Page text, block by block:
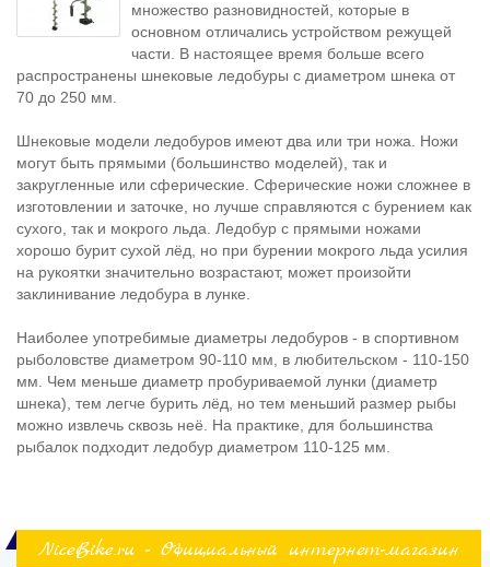
множество разновидностей, которые в
основном отличались устройством режущей
части. В настоящее время больше всего
распространены шнековые ледобуры с диаметром шнека от
70 до 250 мм.
Шнековые модели ледобуров имеют два или три ножа. Ножи
могут быть прямыми (большинство моделей), так и
закругленные или сферические. Сферические ножи сложнее в
изготовлении и заточке, но лучше справляются с бурением как
сухого, так и мокрого льда. Ледобур с прямыми ножами
хорошо бурит сухой лёд, но при бурении мокрого льда усилия
на рукоятки значительно возрастают, может произойти
заклинивание ледобура в лунке.
Наиболее употребимые диаметры ледобуров - в спортивном
рыболовстве диаметром 90-110 мм, в любительском - 110-150
мм. Чем меньше диаметр пробуриваемой лунки (диаметр
шнека), тем легче бурить лёд, но тем меньший размер рыбы
можно извлечь сквозь неё. На практике, для большинства
рыбалок подходит ледобур диаметром 110-125 мм.
NiceBike.ru - Официальный интернет-магазин